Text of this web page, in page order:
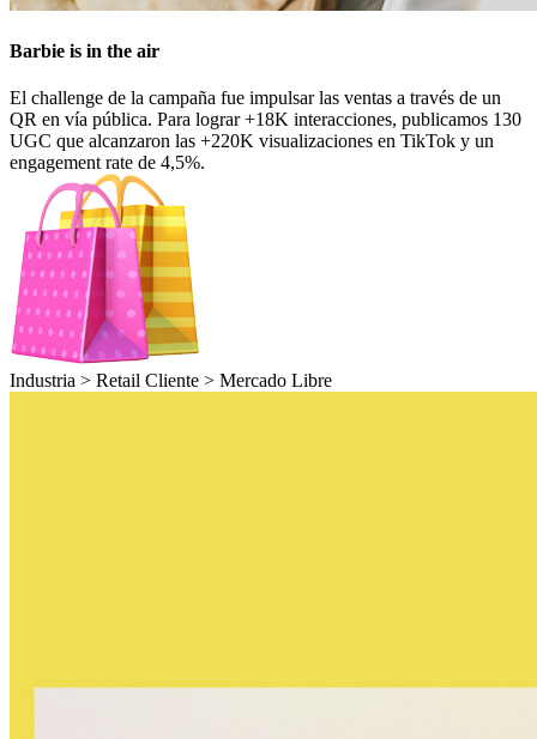
Barbie is in the air
El challenge de la campaña fue impulsar las ventas a través de un
QR en vía pública. Para lograr +18K interacciones, publicamos 130
UGC que alcanzaron las +220K visualizaciones en TikTok y un
engagement rate de 4,5%.
Industria > Retail Cliente > Mercado Libre